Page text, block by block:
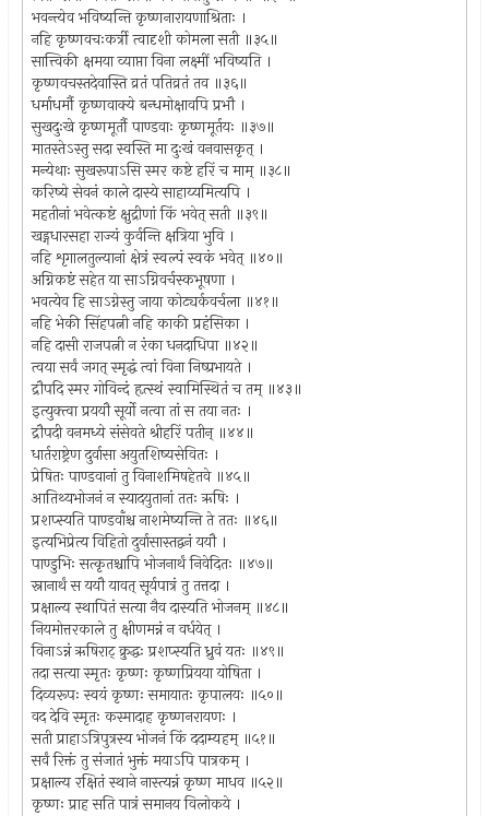
भवन्त्येव भविष्यन्ति कृष्णनारायणाश्रिताः ।
नहि कृष्णवचःकर्त्री त्वादृशी कोमला सती ॥३५॥
सात्त्विकी क्षमया व्याप्ता विना लक्ष्मीं भविष्यति ।
कृष्णवचस्तदेवास्ति व्रतं पतिव्रतं तव ॥३६॥
धर्माधर्मौ कृष्णवाक्ये बन्धमोक्षावपि प्रभौ ।
सुखदुःखे कृष्णमूर्तौ पाण्डवाः कृष्णमूर्तयः ॥३७॥
मातस्तेऽस्तु सदा स्वस्ति मा दुःखं वनवासकृत् ।
मन्येथाः सुखरूपाऽसि स्मर कष्टे हरिं च माम् ॥३८॥
करिष्ये सेवनं काले दास्ये साहाय्यमित्यपि ।
महतीनां भवेत्कष्टं क्षुद्रीणां किं भवेत् सती ॥३९॥
खड्गधारसहा राज्यं कुर्वन्ति क्षत्रिया भुवि ।
नहि शृगालतुल्यानां क्षेत्रं स्वल्पं स्वकं भवेत् ॥४०॥
अग्निकष्टं सहेत या साऽग्निवर्चस्कभूषणा ।
भवत्येव हि साऽग्नेस्तु जाया कोट्यर्कवर्चला ॥४१॥
नहि भेकी सिंहपत्नी नहि काकी प्रहंसिका ।
नहि दासी राजपत्नी न रंका धनदाधिपा ॥४२॥
त्वया सर्वं जगत् स्मृद्धं त्वां विना निष्प्रभायते ।
द्रौपदि स्मर गोविन्दं हृत्स्थं स्वामिस्थितं च तम् ॥४३॥
इत्युक्त्वा प्रययौ सूर्यो नत्वा तां स तया नतः ।
द्रौपदी वनमध्ये संसेवते श्रीहरिं पतीन् ॥४४॥
धार्तराष्ट्रेण दुर्वासा अयुतशिष्यसेवितः ।
प्रेषितः पाण्डवानां तु विनाशमिषहेतवे ॥४५॥
आतिथ्यभोजनं न स्यादयुतानां ततः ऋषिः ।
प्रशप्स्यति पाण्डवाँश्च नाशमेष्यन्ति ते ततः ॥४६॥
इत्यभिप्रेत्य विहितो दुर्वासास्तद्वनं ययौ ।
पाण्डुभिः सत्कृतश्चापि भोजनार्थं निवेदितः ॥४७॥
स्नानार्थं स ययौ यावत् सूर्यपात्रं तु तत्तदा ।
प्रक्षाल्य स्थापितं सत्या नैव दास्यति भोजनम् ॥४८॥
नियमोत्तरकाले तु क्षीणमन्नं न वर्धयेत् ।
विनाऽन्नं ऋषिराट् क्रुद्धः प्रशप्स्यति ध्रुवं यतः ॥४९॥
तदा सत्या स्मृतः कृष्णः कृष्णप्रियया योषिता ।
दिव्यरूपः स्वयं कृष्णः समायातः कृपालयः ॥५०॥
वद देवि स्मृतः कस्मादाह कृष्णनरायणः ।
सती प्राहाऽत्रिपुत्रस्य भोजनं किं ददाम्यहम् ॥५१॥
सर्वं रिक्तं तु संजातं भुक्तं मयाऽपि पात्रकम् ।
प्रक्षाल्य रक्षितं स्थाने नास्त्यन्नं कृष्ण माधव ॥५२॥
कृष्णः प्राह सति पात्रं समानय विलोकये ।